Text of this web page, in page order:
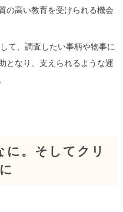
の高い教育を受けられる機会
て、調査したい事柄や物事に
となり、支えられるような運
。そしてクリ